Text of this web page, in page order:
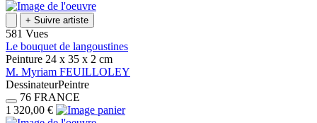
+ Suivre artiste
581 Vues
Le bouquet de langoustines
Peinture 24 x 35 x 2 cm
M. Myriam FEUILLOLEY
DessinateurPeintre
76 FRANCE
1 320,00 €